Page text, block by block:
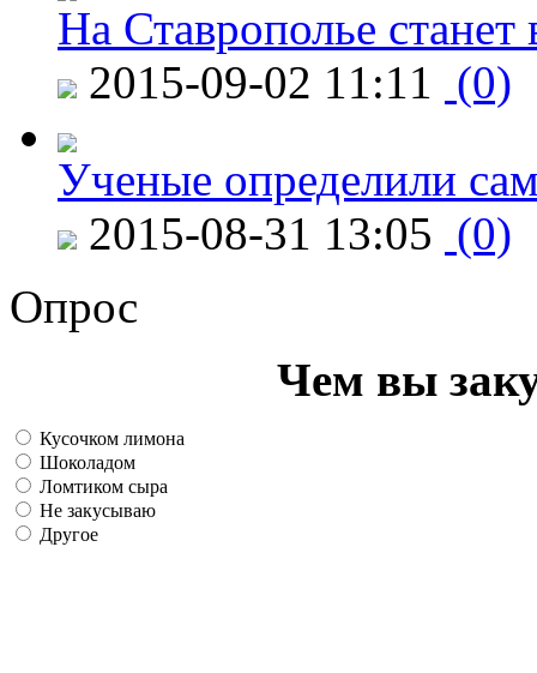
На Ставрополье
2015-09-02 11:11 (0)
Ученые определили
2015-08-31 13:05 (0)
Опрос
Чем вы
Кусочком лимона
Шоколадом
Ломтиком сыра
Не закусываю
Другое